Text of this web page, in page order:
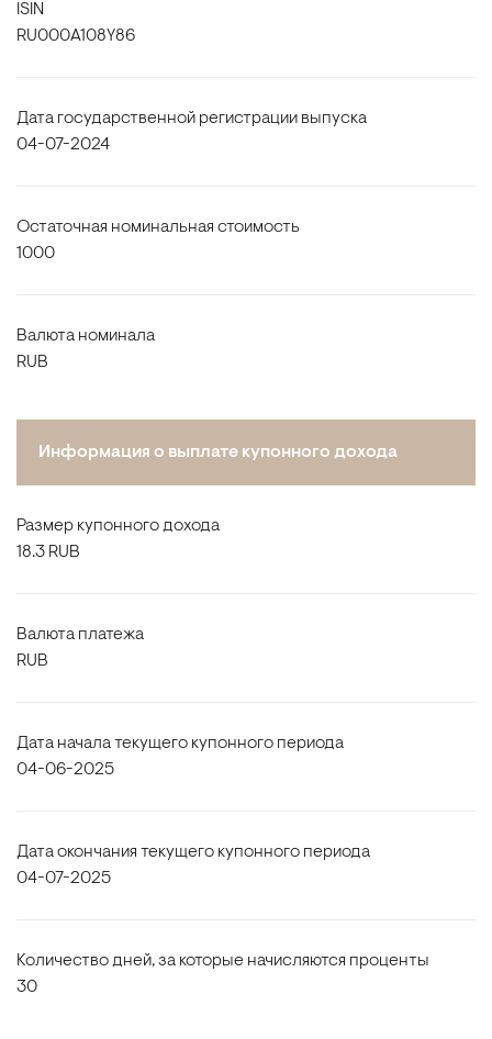
ISIN
RU000A108Y86
Дата государственной регистрации выпуска
04-07-2024
Остаточная номинальная стоимость
1000
Валюта номинала
RUB
Информация о выплате купонного дохода
Размер купонного дохода
18.3 RUB
Валюта платежа
RUB
Дата начала текущего купонного периода
04-06-2025
Дата окончания текущего купонного периода
04-07-2025
Количество дней, за которые начисляются проценты
30